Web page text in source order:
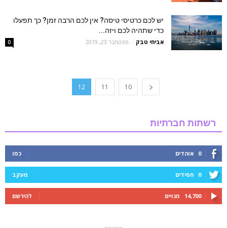
יש לכם כרטיסי טיסה? אין לכם הרבה זמן? כך תפעלו
כדי שתהיה לכם ויזה...
אביחי טבק - ספטמבר 23, 2019 0
10
11
12
רשתות חברתיות
0 אוהדים כמו
0 חסידים מעקב
14,700 מנויים להירשם